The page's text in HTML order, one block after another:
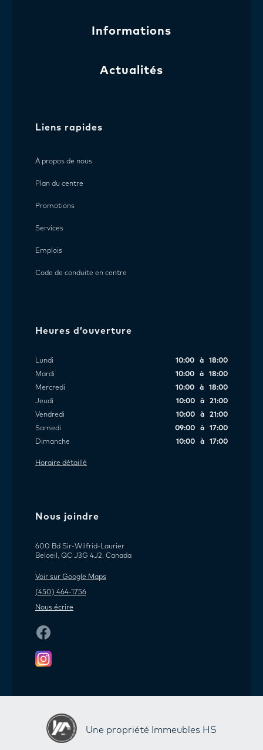
Informations
Actualités
Liens rapides
À propos de nous
Plan du centre
Promotions
Services
Emplois
Code de conduite en centre
Heures d’ouverture
Lundi
10:00 à 18:00
Mardi
10:00 à 18:00
Mercredi
10:00 à 18:00
Jeudi
10:00 à 21:00
Vendredi
10:00 à 21:00
Samedi
09:00 à 17:00
Dimanche
10:00 à 17:00
Horaire détaillé
Nous joindre
600 Bd Sir-Wilfrid-Laurier
Beloeil, QC J3G 4J2, Canada
Voir sur Google Maps
(450) 464-1756
Nous écrire
Une propriété Immeubles HS